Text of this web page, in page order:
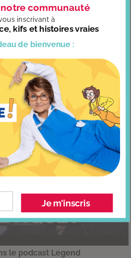
tenter l’audace débloquait nos
freins ?
le podcast Legend
de bienvenue :
communauté
inscrivant à
kifs et histoires vraies
Je m'inscris